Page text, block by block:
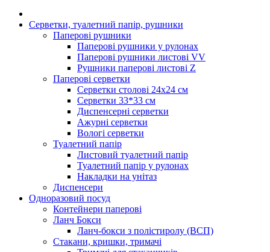
Серветки, туалетний папір, рушники
Паперові рушники
Паперові рушники у рулонах
Паперові рушники листові VV
Рушники паперові листові Z
Паперові серветки
Серветки столові 24х24 см
Серветки 33*33 см
Диспенсерні серветки
Ажурні серветки
Вологі серветки
Туалетний папір
Листовий туалетний папір
Туалетний папір у рулонах
Накладки на унітаз
Диспенсери
Одноразовий посуд
Контейнери паперові
Ланч Бокси
Ланч-бокси з полістиролу (ВСП)
Стакани, кришки, тримачі